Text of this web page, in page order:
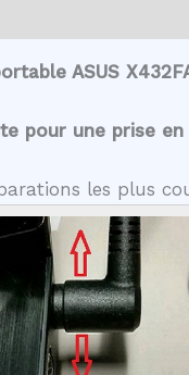
ASUS
pour une prise
les plus